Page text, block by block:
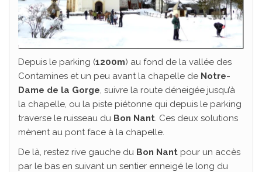
Depuis le parking (1200m) au fond de la vallée des
Contamines et un peu avant la chapelle de Notre-
Dame de la Gorge, suivre la route déneigée jusqu’à
la chapelle, ou la piste piétonne qui depuis le parking
traverse le ruisseau du Bon Nant. Ces deux solutions
mènent au pont face à la chapelle.
De là, restez rive gauche du Bon Nant pour un accès
par le bas en suivant un sentier enneigé le long du